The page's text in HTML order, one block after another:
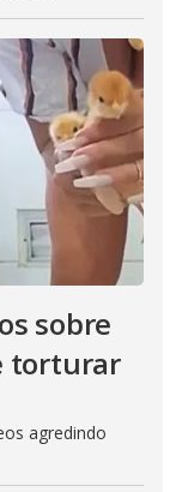
sobre
torturar
agredindo